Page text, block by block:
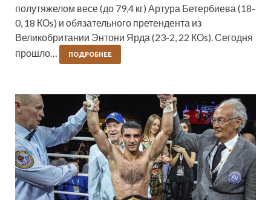
полутяжелом весе (до 79,4 кг) Артура Бетербиева (18-
0, 18 КОs) и обязательного претендента из
Великобритании Энтони Ярда (23-2, 22 КОs). Сегодня
прошло…
ПОДРОБНЕЕ